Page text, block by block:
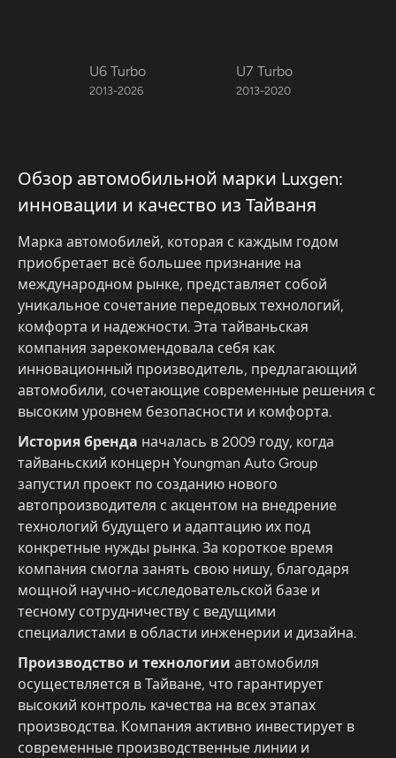
U6 Turbo
2013-2026
U7 Turbo
2013-2020
Обзор автомобильной марки Luxgen:
инновации и качество из Тайваня
Марка автомобилей, которая с каждым годом
приобретает всё большее признание на
международном рынке, представляет собой
уникальное сочетание передовых технологий,
комфорта и надежности. Эта тайваньская
компания зарекомендовала себя как
инновационный производитель, предлагающий
автомобили, сочетающие современные решения с
высоким уровнем безопасности и комфорта.
История бренда началась в 2009 году, когда
тайваньский концерн Youngman Auto Group
запустил проект по созданию нового
автопроизводителя с акцентом на внедрение
технологий будущего и адаптацию их под
конкретные нужды рынка. За короткое время
компания смогла занять свою нишу, благодаря
мощной научно-исследовательской базе и
тесному сотрудничеству с ведущими
специалистами в области инженерии и дизайна.
Производство и технологии автомобиля
осуществляется в Тайване, что гарантирует
высокий контроль качества на всех этапах
производства. Компания активно инвестирует в
современные производственные линии и